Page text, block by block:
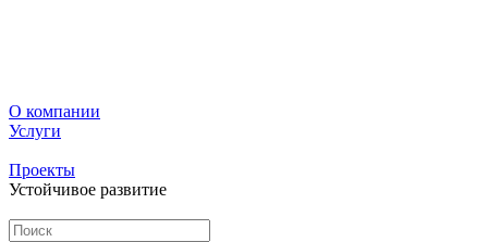
О компании
Услуги
Проекты
Устойчивое развитие